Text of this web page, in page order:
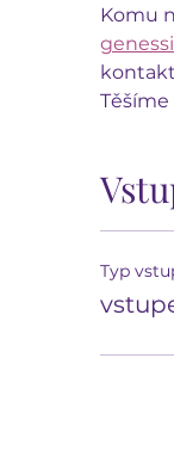
Komu
Těšíme
Typ